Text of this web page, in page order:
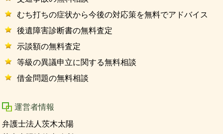
むち打ちの症状から今後の対応策を無料でアドバイス
後遺障害診断書の無料査定
示談額の無料査定
等級の異議申立に関する無料相談
借金問題の無料相談
運営者情報
弁護士法人茨木太陽